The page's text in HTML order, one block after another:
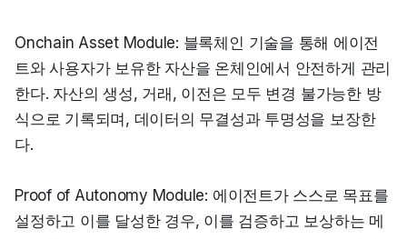
Onchain Asset Module: 블록체인 기술을 통해 에이전
트와 사용자가 보유한 자산을 온체인에서 안전하게 관리
한다. 자산의 생성, 거래, 이전은 모두 변경 불가능한 방
식으로 기록되며, 데이터의 무결성과 투명성을 보장한
다.
Proof of Autonomy Module: 에이전트가 스스로 목표를
설정하고 이를 달성한 경우, 이를 검증하고 보상하는 메